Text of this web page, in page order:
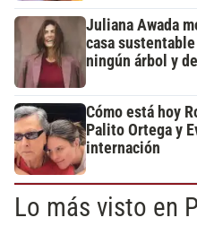
Juliana Awada
casa
ningún árbol y
Cómo está hoy
Palito Ortega y
internación
Lo más visto en